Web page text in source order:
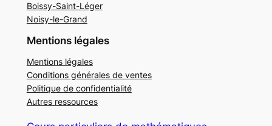
Boissy-Saint-Léger
Noisy-le-Grand
Mentions légales
Mentions légales
Conditions générales de ventes
Politique de confidentialité
Autres ressources